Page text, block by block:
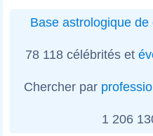
Base astrologique de
78 118 célébrités et
Chercher par
1 206